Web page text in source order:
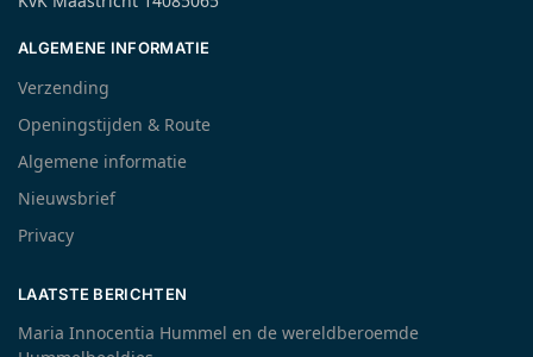
ALGEMENE INFORMATIE
Verzending
Openingstijden & Route
Algemene informatie
Nieuwsbrief
Privacy
LAATSTE BERICHTEN
Maria Innocentia Hummel en de wereldberoemde